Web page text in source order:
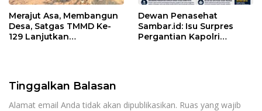
Merajut Asa, Membangun
Desa, Satgas TMMD Ke-
129 Lanjutkan
Dewan Penasehat
Sambar.id: Isu Surpres
Pergantian Kapolri
Tinggalkan Balasan
Alamat email Anda tidak akan dipublikasikan. Ruas yang wajib